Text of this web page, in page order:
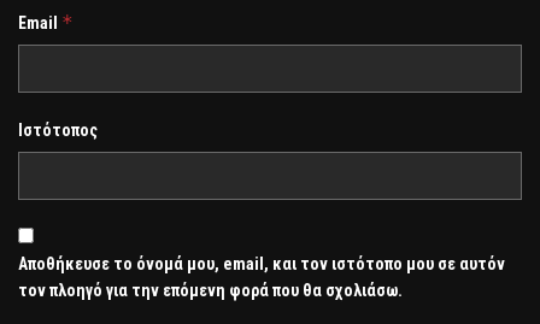
Email *
Ιστότοπος
Αποθήκευσε το όνομά μου, email, και τον ιστότοπο μου σε αυτόν
τον πλοηγό για την επόμενη φορά που θα σχολιάσω.